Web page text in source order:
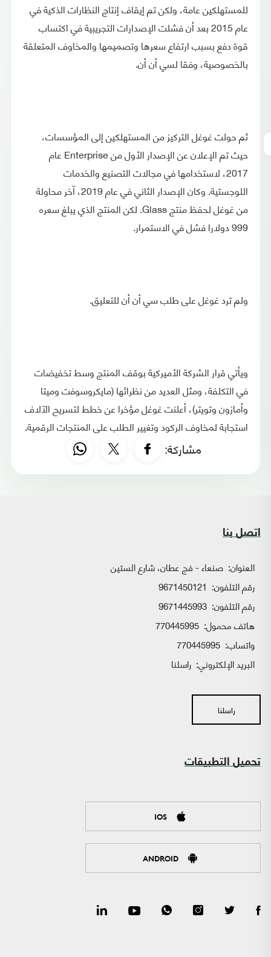
للمستهلكين عامة، ولكن تم إيقاف إنتاج النظارات الذكية في
عام 2015 بعد أن فشلت الإصدارات التجريبية في اكتساب
قوة دفع بسبب ارتفاع سعرها وتصميمها والمخاوف المتعلقة
بالخصوصية، وفقا لسي أن أن.
ثم حولت غوغل التركيز من المستهلكين إلى المؤسسات،
حيث تم الإعلان عن الإصدار الأول من Enterprise عام
2017، لاستخدامها في مجالات التصنيع والخدمات
اللوجستية. وكان الإصدار الثاني في عام 2019، آخر محاولة
من غوغل لحفظ منتج Glass. لكن المنتج الذي يبلغ سعره
999 دولارا فشل في الاستمرار.
ولم ترد غوغل على طلب سي أن أن للتعليق.
ويأتي قرار الشركة الأميركية بوقف المنتج وسط تخفيضات
في التكلفة، ومثل العديد من نظرائها (مايكروسوفت وميتا
وأمازون وتويتر)، أعلنت غوغل مؤخرا عن خطط لتسريح الآلاف
استجابة لمخاوف الركود وتغيير الطلب على المنتجات الرقمية.
مشاركة:
اتصل بنا
العنوان: صنعاء - فج عطان، شارع الستين
رقم التلفون: 9671450121
رقم التلفون: 9671445993
هاتف محمول: 770445995
واتساب:
البريد الإلكتروني: راسلنا
راسلنا
تحميل التطبيقات
IOS
ANDROID